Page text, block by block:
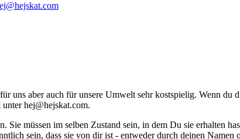
uns aber auch für unsere Umwelt sehr kostspielig. Wenn
unterhej@hejskat.com.
müssen im selben Zustand sein, in dem Du sie erhalten
sein, dass sie von dir ist - entweder durch deinen Namen